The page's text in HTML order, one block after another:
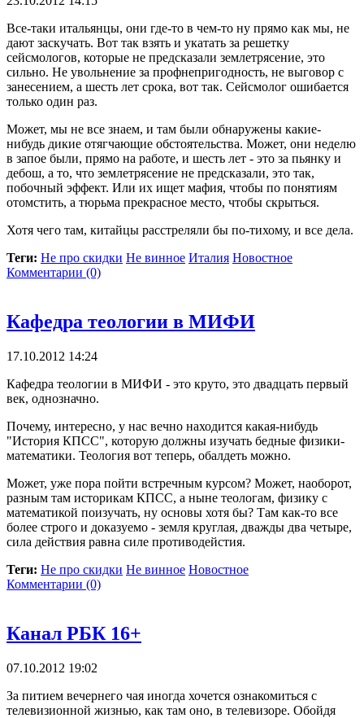
Все-таки итальянцы, они где-то в чем-то ну прямо как мы, не
дают заскучать. Вот так взять и укатать за решетку
сейсмологов, которые не предсказали землетрясение, это
сильно. Не увольнение за профнепригодность, не выговор с
занесением, а шесть лет срока, вот так. Сейсмолог ошибается
только один раз.
Может, мы не все знаем, и там были обнаружены какие-
нибудь дикие отягчающие обстоятельства. Может, они неделю
в запое были, прямо на работе, и шесть лет - это за пьянку и
дебош, а то, что землетрясение не предсказали, это так,
побочный эффект. Или их ищет мафия, чтобы по понятиям
отомстить, а тюрьма прекрасное место, чтобы скрыться.
Хотя чего там, китайцы расстреляли бы по-тихому, и все дела.
Теги: Не про скидки Не винное Италия Новостное
Комментарии (0)
Кафедра теологии в МИФИ
17.10.2012 14:24
Кафедра теологии в МИФИ - это круто, это двадцать первый
век, однозначно.
Почему, интересно, у нас вечно находится какая-нибудь
"История КПСС", которую должны изучать бедные физики-
математики. Теология вот теперь, обалдеть можно.
Может, уже пора пойти встречным курсом? Может, наоборот,
разным там историкам КПСС, а ныне теологам, физику с
математикой поизучать, ну основы хотя бы? Там как-то все
более строго и доказуемо - земля круглая, дважды два четыре,
сила действия равна силе противодейстия.
Теги: Не про скидки Не винное Новостное
Комментарии (0)
Канал РБК 16+
07.10.2012 19:02
За питием вечернего чая иногда хочется ознакомиться с
телевизионной жизнью, как там оно, в телевизоре. Обойдя